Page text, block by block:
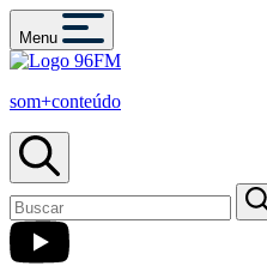
Menu
som+conteúdo